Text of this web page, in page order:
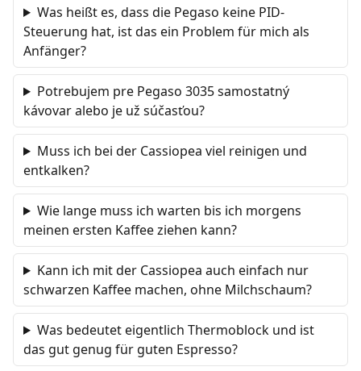
Was heißt es, dass die Pegaso keine PID-
Steuerung hat, ist das ein Problem für mich als
Anfänger?
Potrebujem pre Pegaso 3035 samostatný
kávovar alebo je už súčasťou?
Muss ich bei der Cassiopea viel reinigen und
entkalken?
Wie lange muss ich warten bis ich morgens
meinen ersten Kaffee ziehen kann?
Kann ich mit der Cassiopea auch einfach nur
schwarzen Kaffee machen, ohne Milchschaum?
Was bedeutet eigentlich Thermoblock und ist
das gut genug für guten Espresso?